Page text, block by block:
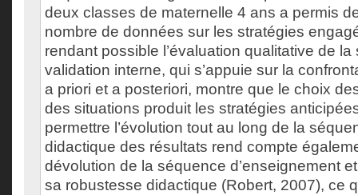
deux classes de maternelle 4 ans a permis
nombre de données sur les stratégies
rendant possible l’évaluation qualitative de
validation interne, qui s’appuie sur la
a priori et a posteriori, montre que le choix
des situations produit les stratégies
permettre l’évolution tout au long de la
didactique des résultats rend compte
dévolution de la séquence d’enseignement
sa robustesse didactique (Robert, 2007), ce